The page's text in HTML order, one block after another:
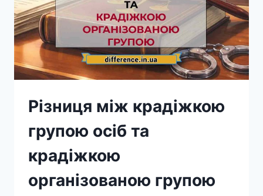
Різниця між крадіжкою
групою осіб та
крадіжкою
організованою групою